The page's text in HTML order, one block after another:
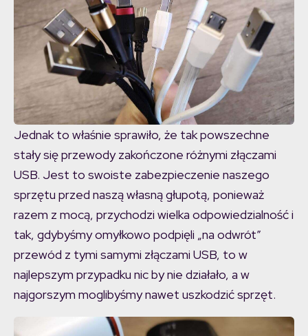
Jednak to właśnie sprawiło, że tak powszechne
stały się przewody zakończone różnymi złączami
USB. Jest to swoiste zabezpieczenie naszego
sprzętu przed naszą własną głupotą, ponieważ
razem z mocą, przychodzi wielka odpowiedzialność i
tak, gdybyśmy omyłkowo podpięli „na odwrót”
przewód z tymi samymi złączami USB, to w
najlepszym przypadku nic by nie działało, a w
najgorszym moglibyśmy nawet uszkodzić sprzęt.